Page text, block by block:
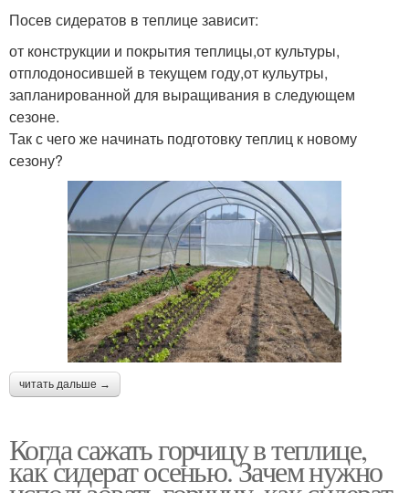
Посев сидератов в теплице зависит:
от конструкции и покрытия теплицы,от культуры,
отплодоносившей в текущем году,от кульутры,
запланированной для выращивания в следующем
сезоне.
Так с чего же начинать подготовку теплиц к новому
сезону?
читать дальше →
Когда сажать горчицу в теплице,
как сидерат осенью. Зачем нужно